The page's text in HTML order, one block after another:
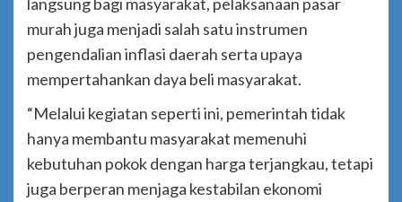
murah juga menjadi salah satu instrumen
pengendalian inflasi daerah serta upaya
mempertahankan daya beli masyarakat.
“Melalui kegiatan seperti ini, pemerintah tidak
hanya membantu masyarakat memenuhi
kebutuhan pokok dengan harga terjangkau, tetapi
juga berperan menjaga kestabilan ekonomi